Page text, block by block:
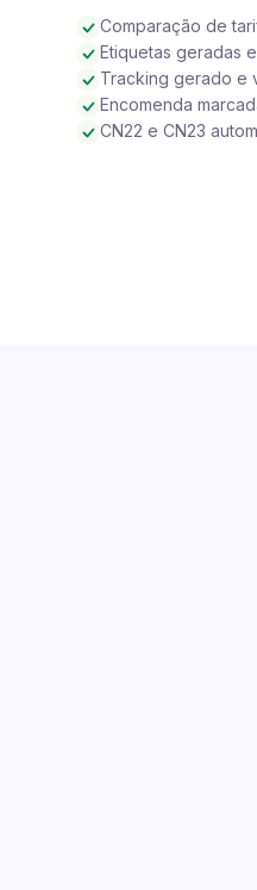
Comparação de
Etiquetas geradas
Tracking gerado e
Encomenda
CN22 e CN23